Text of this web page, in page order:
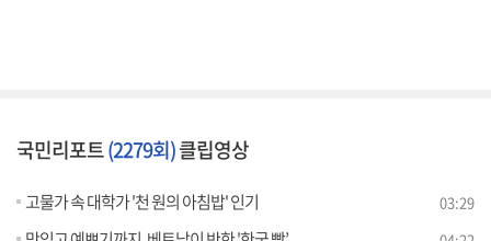
국민리포트(2279회)클립영상
고물가 속 대학가 '천 원의 아침밥' 인기 03:29